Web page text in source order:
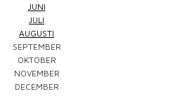
JUNI
JULI
AUGUSTI
SEPTEMBER
OKTOBER
NOVEMBER
DECEMBER